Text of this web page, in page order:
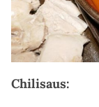
Chilisaus: